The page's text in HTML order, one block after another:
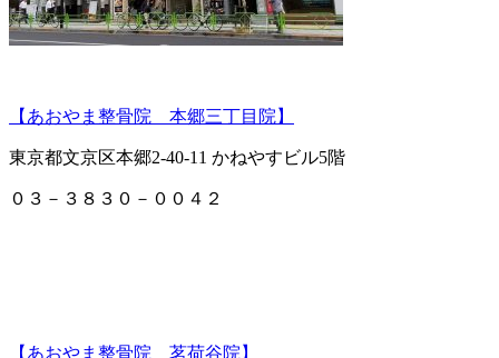
【あおやま整骨院 本郷三丁目院】
東京都文京区本郷2-40-11 かねやすビル5階
０３－３８３０－００４２
【あおやま整骨院 茗荷谷院】